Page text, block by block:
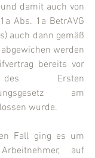
damit auch von
Abs. 1a BetrAVG
auch dann gemäß
werden
bereits vor
des Ersten
am
wurde.
Fall ging es um
auf